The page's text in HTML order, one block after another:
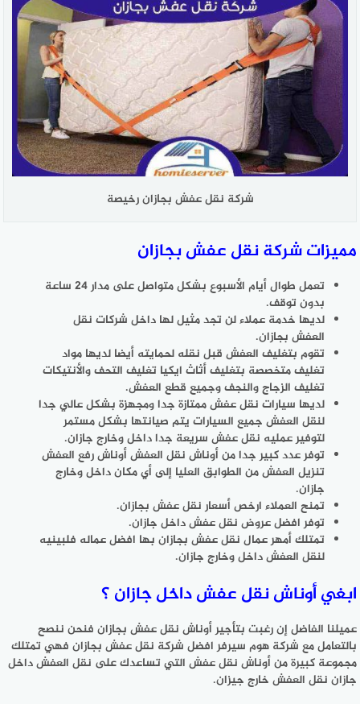
شركة نقل عفش بجازان رخيصة
مميزات شركة نقل عفش بجازان
تعمل طوال أيام الأسبوع بشكل متواصل على مدار 24 ساعة
بدون توقف.
لديها خدمة عملاء لن تجد مثيل لها داخل شركات نقل
العفش بجازان.
تقوم بتغليف العفش قبل نقله لحمايته أيضا لديها مواد
تغليف متخصصة بتغليف أثاث ايكيا تغليف التحف والأنتيكات
تغليف الزجاج والنجف وجميع قطع العفش.
لديها سيارات نقل عفش ممتازة جدا ومجهزة بشكل عالي جدا
لنقل العفش جميع السيارات يتم صيانتها بشكل مستمر
لتوفير عمليه نقل عفش سريعة جدا داخل وخارج جازان.
توفر عدد كبير جدا من أوناش نقل العفش أوناش رفع العفش
تنزيل العفش من الطوابق العليا إلى أي مكان داخل وخارج
جازان.
تمنح العملاء ارخص أسعار نقل عفش بجازان.
توفر افضل عروض نقل عفش داخل جازان.
تمتلك أمهر عمال نقل عفش بجازان بها افضل عماله فلبينيه
لنقل العفش داخل وخارج جازان.
ابغي أوناش نقل عفش داخل جازان ؟
عميلنا الفاضل إن رغبت بتأجير أوناش نقل عفش بجازان فنحن ننصح
بالتعامل مع شركة هوم سيرفر افضل شركة نقل عفش بجازان فهي تمتلك
مجموعة كبيرة من أوناش نقل عفش التي تساعدك على نقل العفش داخل
جازان نقل العفش خارج جيزان.